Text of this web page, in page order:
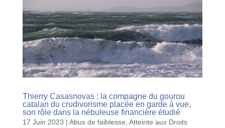
Thierry Casasnovas : la compagne du gourou
catalan du crudivorisme placée en garde à vue,
son rôle dans la nébuleuse financière étudié
17 Juin 2023 | Abus de faiblesse Atteinte aux Droits